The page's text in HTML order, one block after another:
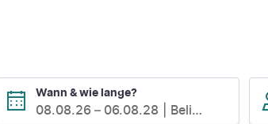
Wann & wie lange?
08.08.26– 06.08.28 Beliebig